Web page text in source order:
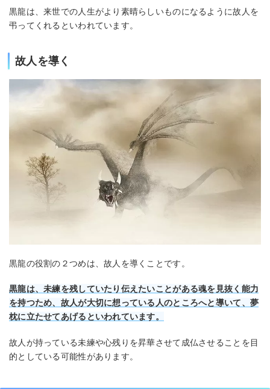
黒龍は、来世での人生がより素晴らしいものになるように故人を
弔ってくれるといわれています。
故人を導く
黒龍の役割の２つめは、故人を導くことです。
黒龍は、未練を残していたり伝えたいことがある魂を見抜く能力
を持つため、故人が大切に想っている人のところへと導いて、夢
枕に立たせてあげるといわれています。
故人が持っている未練や心残りを昇華させて成仏させることを目
的としている可能性があります。